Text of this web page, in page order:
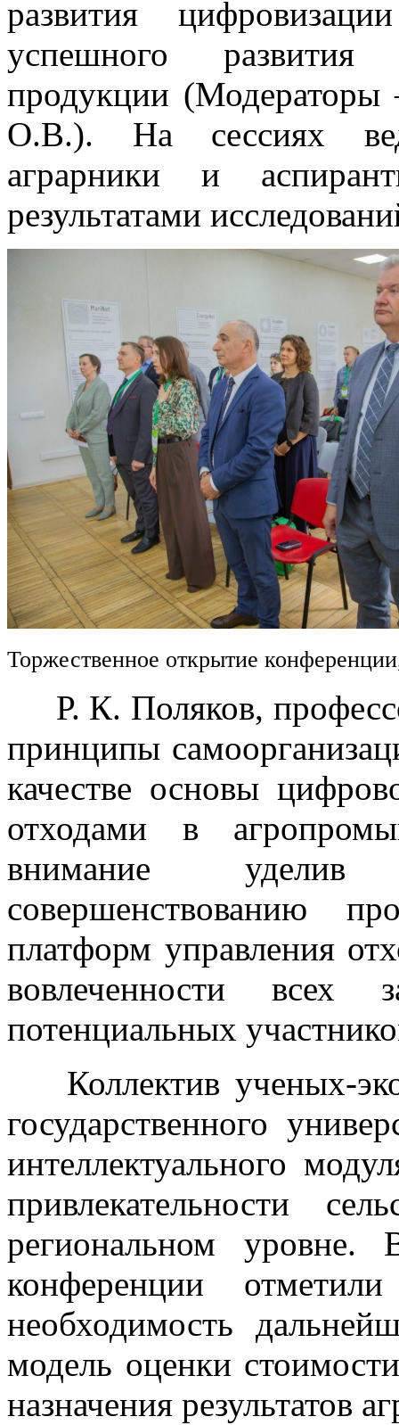
развития
успешного развития
продукции
О.В.). На сессиях
аграрники и
результатами
Торжественное открытие
Р. К. Поляков,
принципы
качестве основы
отходами в
внимание уделив
совершенствованию
платформ управления
вовлеченности всех
потенциальных
Коллектив ученых-
государственного
интеллектуального
привлекательности
региональном уровне.
конференции отметили
необходимость
модель оценки
назначения результатов